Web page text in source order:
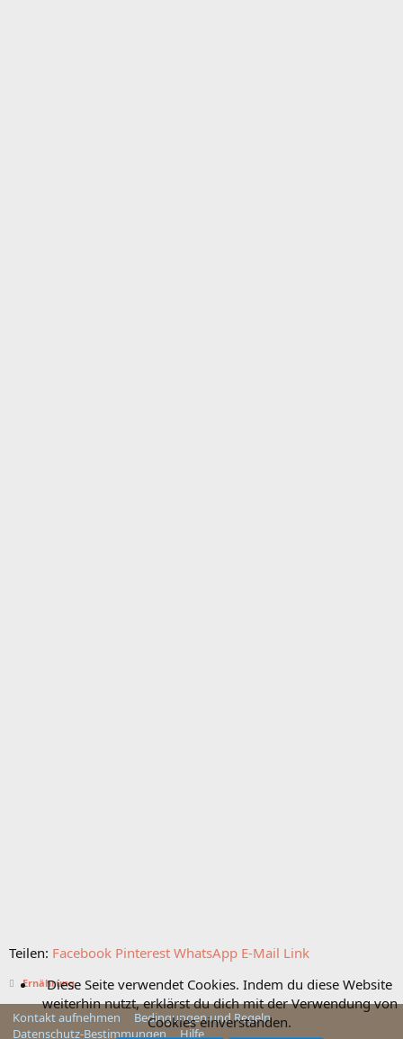
Teilen: Facebook Pinterest WhatsApp E-Mail Link
Ernährung
Kontakt aufnehmen
Bedingungen und Regeln
Datenschutz-Bestimmungen
Hilfe
Diese Seite verwendet Cookies. Indem du diese Website
weiterhin nutzt, erklärst du dich mit der Verwendung von
Cookies einverstanden.